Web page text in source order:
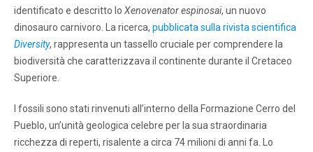
identificato e descritto lo Xenovenator espinosai, un nuovo
dinosauro carnivoro. La ricerca, pubblicata sulla rivista scientifica
Diversity, rappresenta un tassello cruciale per comprendere la
biodiversità che caratterizzava il continente durante il Cretaceo
Superiore.
I fossili sono stati rinvenuti all’interno della Formazione Cerro del
Pueblo, un’unità geologica celebre per la sua straordinaria
ricchezza di reperti, risalente a circa 74 milioni di anni fa. Lo